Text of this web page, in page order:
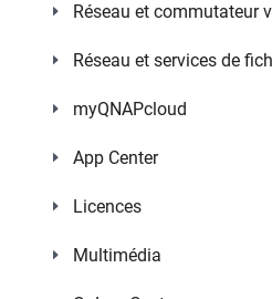
Réseau et commutateur
Réseau et services de
myQNAPcloud
App Center
Licences
Multimédia